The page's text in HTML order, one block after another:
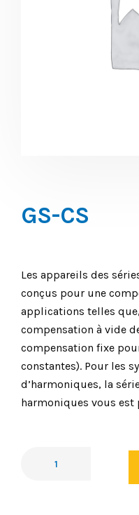
GS-CS
Les appareils des
conçus pour une
applications telles
compensation à vide
compensation fixe
constantes). Pour les
d’harmoniques, la
harmoniques vous est